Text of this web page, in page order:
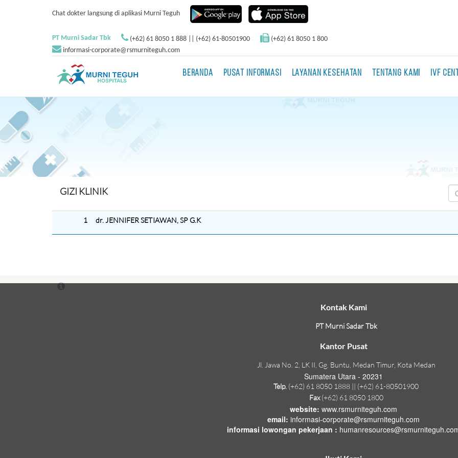
Chat dokter langsung di aplikasi Murni Teguh
PT Murni Sadar Tbk (+62) 61 8050 1 888 || (+62) 61-80501900
(+62) 61 8050 1 800
informasi-corporate@rsmurniteguh.com
BERANDA PUSAT INFORMASI LAYANAN KESEHATAN TENTANG KAMI IVF
GIZI KLINIK
1 dr. JENNIFER SETIAWAN, SP G.K
Kontak Kami
PT Murni Sadar Tbk
Kantor Pusat
Jl. Jawa No. 2, LK II, Gg. Buntu, Medan Timur, Kota Medan
Sumatera Utara - 20231
Telp. (+62) 61 8050 1888 || (+62) 61-80501900
Fax(+62) 61 8050 1800
website: www.rsmurniteguh.com
email: informasi-corporate@rsmurniteguh.com
informasi lowongan pekerjaan :